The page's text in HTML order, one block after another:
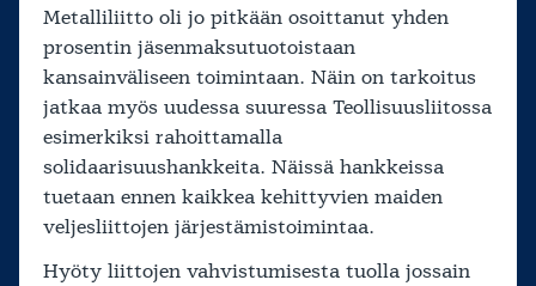
Metalliliitto oli jo pitkään osoittanut yhden
prosentin jäsenmaksutuotoistaan
kansainväliseen toimintaan. Näin on tarkoitus
jatkaa myös uudessa suuressa Teollisuusliitossa
esimerkiksi rahoittamalla
solidaarisuushankkeita. Näissä hankkeissa
tuetaan ennen kaikkea kehittyvien maiden
veljesliittojen järjestämistoimintaa.
Hyöty liittojen vahvistumisesta tuolla jossain